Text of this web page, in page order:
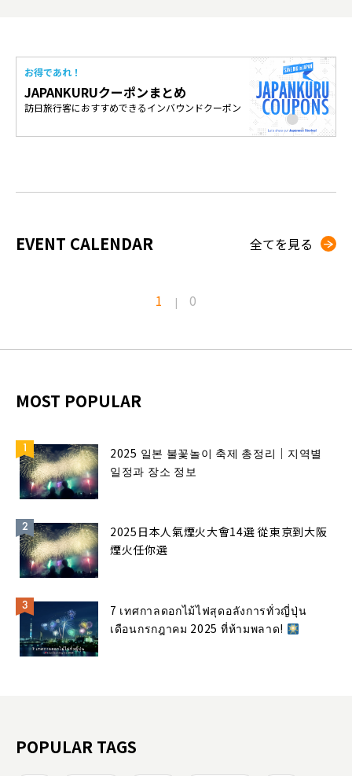
お得であれ！
JAPANKURUクーポンまとめ
訪日旅行客におすすめできるインバウンドクーポン
EVENT CALENDAR 全てを見る
1 | 0
MOST POPULAR
2025 일본 불꽃놀이 축제 총정리｜지역별
일정과 장소 정보
2025日本人氣煙火大會14選 從東京到大阪
煙火任你選
7 เทศกาลดอกไม้ไฟสุดอลังการทั่วญี่ปุ่น
เดือนกรกฎาคม 2025 ที่ห้ามพลาด!
POPULAR TAGS